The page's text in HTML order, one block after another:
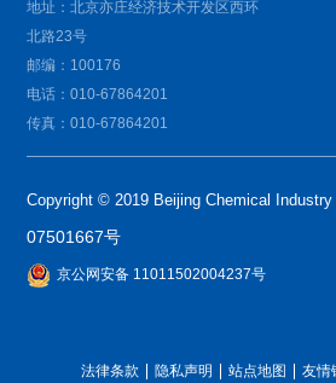
地址：北京亦庄经济技术开发区西环
北路23号
邮编：100176
电话：010-67864201
传真：010-67864201
Copyright © 2019 Beijing Chemical
07501667号
京公网安备 11011502004237号
法律条款 隐私声明 站点地图 友情